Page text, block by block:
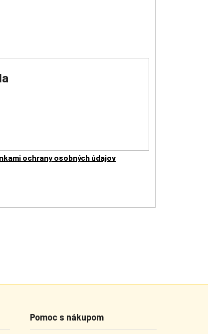
ochrany osobných údajov
Pomoc s nákupom